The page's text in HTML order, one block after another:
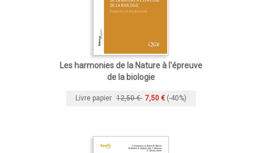
Les harmonies de la Nature à l'épreuve
de la biologie
Livre papier 12,50 € 7,50 € (-40%)